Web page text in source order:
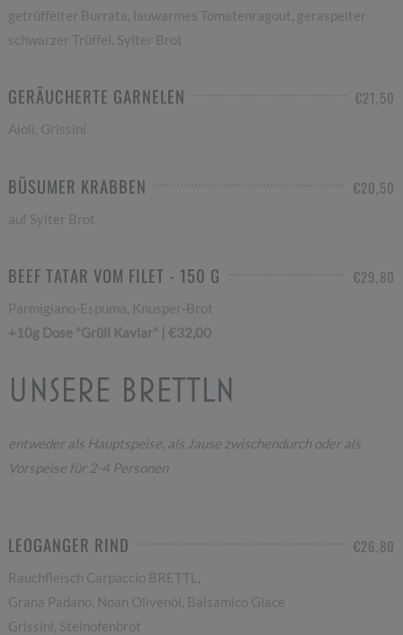
getrüffelter Burrata, lauwarmes Tomatenragout, geraspelter
schwarzer Trüffel, Sylter Brot
GERÄUCHERTE GARNELEN €21,50
Aioli, Grissini
BÜSUMER KRABBEN €20,50
auf Sylter Brot
BEEF TATAR VOM FILET - 150 G €29,80
Parmigiano-Espuma, Knusper-Brot
+10g Dose "Grüll Kaviar" | €32,00
UNSERE BRETTLN
entweder als Hauptspeise, als Jause zwischendurch oder als
Vorspeise für 2-4 Personen
LEOGANGER RIND €26,80
Rauchfleisch Carpaccio BRETTL,
Grana Padano, Noan Olivenöl, Balsamico Glace
Grissini, Steinofenbrot